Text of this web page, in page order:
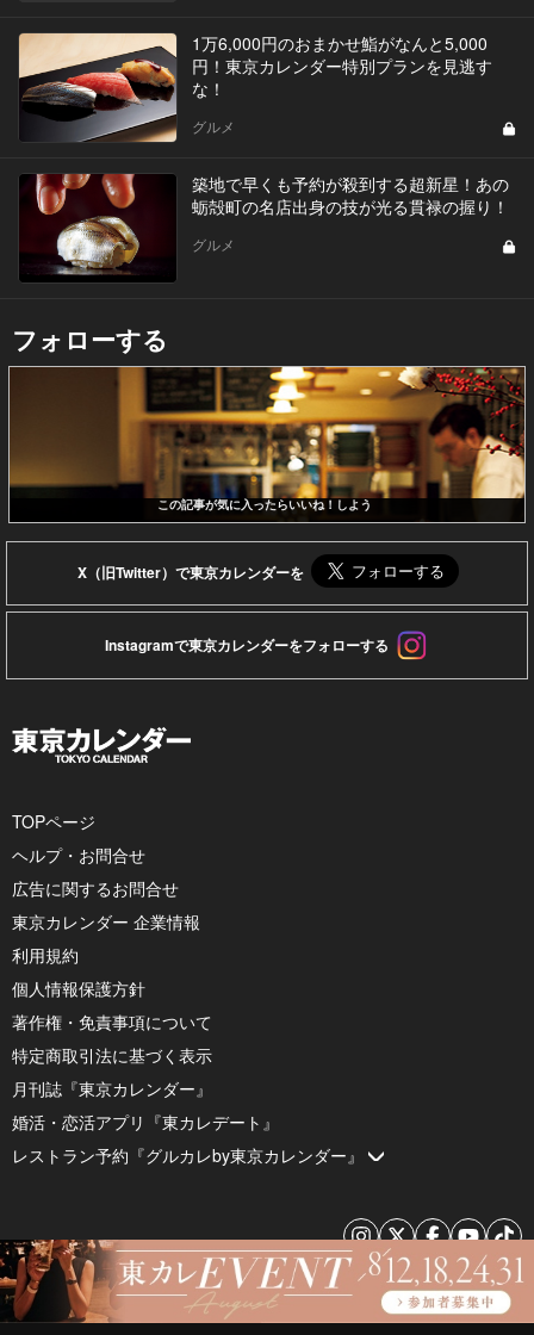
1万6,000円のおまかせ鮨がなんと5,000
円！東京カレンダー特別プランを見逃す
な！
グルメ
築地で早くも予約が殺到する超新星！あの
蛎殻町の名店出身の技が光る貫禄の握り！
グルメ
フォローする
この記事が気に入ったらいいね！しよう
X（旧Twitter）で東京カレンダーを
Instagramで東京カレンダーをフォローする
TOPページ
ヘルプ・お問合せ
広告に関するお問合せ
東京カレンダー 企業情報
利用規約
個人情報保護方針
著作権・免責事項について
特定商取引法に基づく表示
月刊誌『東京カレンダー』
婚活・恋活アプリ『東カレデート』
レストラン予約『グルカレby東京カレンダー』
© 2026 by Tokyo Calendar, Inc.